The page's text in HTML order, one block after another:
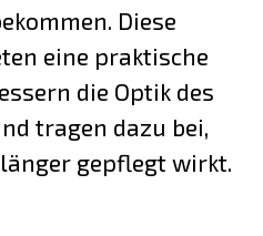
Diese
eine praktische
die Optik des
tragen dazu bei,
gepflegt wirkt.